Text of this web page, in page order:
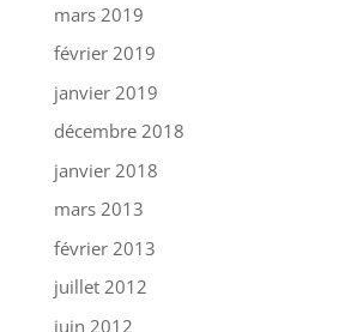
mars 2019
février 2019
janvier 2019
décembre 2018
janvier 2018
mars 2013
février 2013
juillet 2012
juin 2012